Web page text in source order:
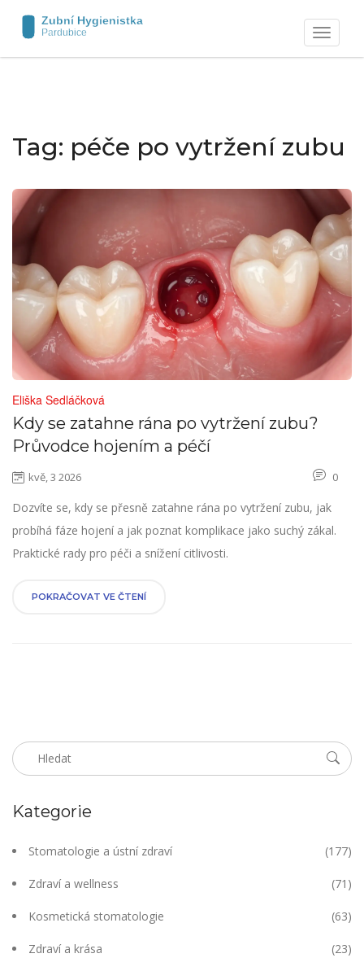
Zobrazit
navigaci
Tag: péče po vytržení zubu
Eliška Sedláčková
Kdy se zatahne rána po vytržení zubu?
Průvodce hojením a péčí
kvě, 3 2026 0
Dozvíte se, kdy se přesně zatahne rána po vytržení zubu, jak
probíhá fáze hojení a jak poznat komplikace jako suchý zákal.
Praktické rady pro péči a snížení citlivosti.
POKRAČOVAT VE ČTENÍ
Kategorie
Stomatologie a ústní zdraví (177)
Zdraví a wellness (71)
Kosmetická stomatologie (63)
Zdraví a krása (23)